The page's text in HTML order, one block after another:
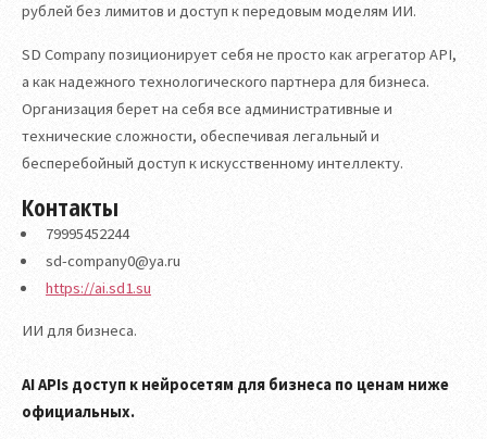
рублей без лимитов и доступ к передовым моделям ИИ.
SD Company позиционирует себя не просто как агрегатор API,
а как надежного технологического партнера для бизнеса.
Организация берет на себя все административные и
технические сложности, обеспечивая легальный и
бесперебойный доступ к искусственному интеллекту.
Контакты
79995452244
sd-company0@ya.ru
https://ai.sd1.su
ИИ для бизнеса.
AI APIs доступ к нейросетям для бизнеса по ценам ниже
официальных.